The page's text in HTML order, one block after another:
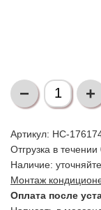
Артикул: НС-
Отгрузка в
Наличие: уточняйте
Монтаж
Оплата после